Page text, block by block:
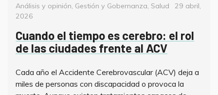
Categorías
Análisis y opinión, Gestión y Gobernanza, Salud
Posted
29 abril,
2026
Cuando el tiempo es cerebro: el rol
de las ciudades frente al ACV
Cada año el Accidente Cerebrovascular (ACV) deja a
miles de personas con discapacidad o provoca la